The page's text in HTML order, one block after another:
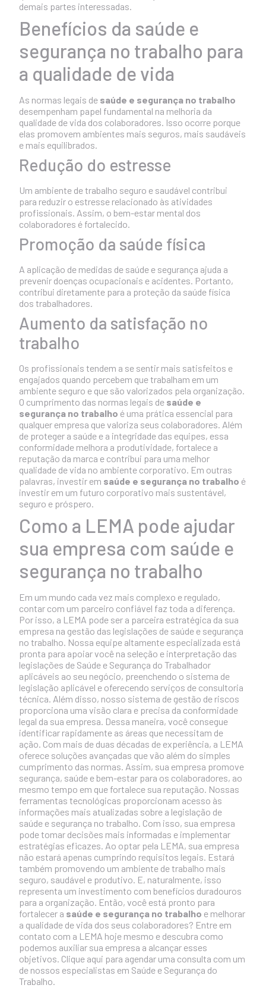
demais partes interessadas.
Benefícios da saúde e
segurança no trabalho para
a qualidade de vida
As normas legais de saúde e segurança no trabalho
desempenham papel fundamental na melhoria da
qualidade de vida dos colaboradores. Isso ocorre porque
elas promovem ambientes mais seguros, mais saudáveis
e mais equilibrados.
Redução do estresse
Um ambiente de trabalho seguro e saudável contribui
para reduzir o estresse relacionado às atividades
profissionais. Assim, o bem-estar mental dos
colaboradores é fortalecido.
Promoção da saúde física
A aplicação de medidas de saúde e segurança ajuda a
prevenir doenças ocupacionais e acidentes. Portanto,
contribui diretamente para a proteção da saúde física
dos trabalhadores.
Aumento da satisfação no
trabalho
Os profissionais tendem a se sentir mais satisfeitos e
engajados quando percebem que trabalham em um
ambiente seguro e que são valorizados pela organização.
O cumprimento das normas legais de saúde e
segurança no trabalho é uma prática essencial para
qualquer empresa que valoriza seus colaboradores. Além
de proteger a saúde e a integridade das equipes, essa
conformidade melhora a produtividade, fortalece a
reputação da marca e contribui para uma melhor
qualidade de vida no ambiente corporativo. Em outras
palavras, investir em saúde e segurança no trabalho é
investir em um futuro corporativo mais sustentável,
seguro e próspero.
Como a LEMA pode ajudar
sua empresa com saúde e
segurança no trabalho
Em um mundo cada vez mais complexo e regulado,
contar com um parceiro confiável faz toda a diferença.
Por isso, a LEMA pode ser a parceira estratégica da sua
empresa na gestão das legislações de saúde e segurança
no trabalho. Nossa equipe altamente especializada está
pronta para apoiar você na seleção e interpretação das
legislações de Saúde e Segurança do Trabalhador
aplicáveis ao seu negócio, preenchendo o sistema de
legislação aplicável e oferecendo serviços de consultoria
técnica. Além disso, nosso sistema de gestão de riscos
proporciona uma visão clara e precisa da conformidade
legal da sua empresa. Dessa maneira, você consegue
identificar rapidamente as áreas que necessitam de
ação. Com mais de duas décadas de experiência, a LEMA
oferece soluções avançadas que vão além do simples
cumprimento das normas. Assim, sua empresa promove
segurança, saúde e bem-estar para os colaboradores, ao
mesmo tempo em que fortalece sua reputação. Nossas
ferramentas tecnológicas proporcionam acesso às
informações mais atualizadas sobre a legislação de
saúde e segurança no trabalho. Com isso, sua empresa
pode tomar decisões mais informadas e implementar
estratégias eficazes. Ao optar pela LEMA, sua empresa
não estará apenas cumprindo requisitos legais. Estará
também promovendo um ambiente de trabalho mais
seguro, saudável e produtivo. E, naturalmente, isso
representa um investimento com benefícios duradouros
para a organização. Então, você está pronto para
fortalecer a saúde e segurança no trabalho e melhorar
a qualidade de vida dos seus colaboradores? Entre em
contato com a LEMA hoje mesmo e descubra como
podemos auxiliar sua empresa a alcançar esses
objetivos. Clique aqui para agendar uma consulta com um
de nossos especialistas em Saúde e Segurança do
Trabalho.